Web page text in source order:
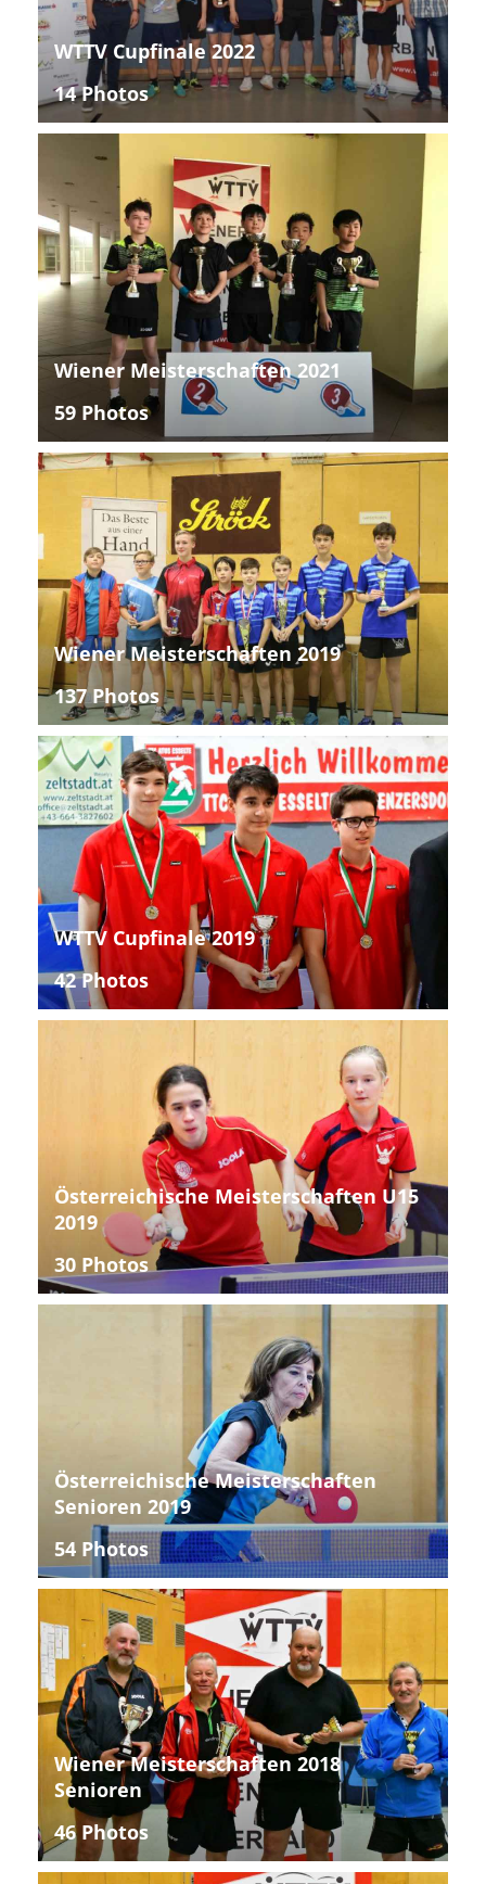
WTTV Cupfinale 2022
14 Photos
Wiener Meisterschaften 2021
59 Photos
Wiener Meisterschaften 2019
137 Photos
WTTV Cupfinale 2019
42 Photos
Österreichische Meisterschaften U15
2019
30 Photos
Österreichische Meisterschaften
Senioren 2019
54 Photos
Wiener Meisterschaften 2018
Senioren
46 Photos